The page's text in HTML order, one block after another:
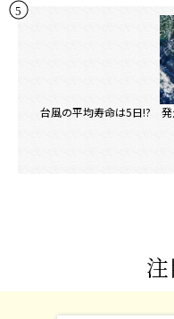
台風の平均寿命は5日!? 発